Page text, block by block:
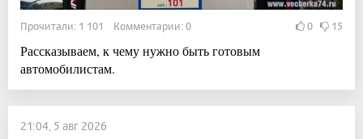
Прочитали: 1 101 Комментарии: 0 0 15
Рассказываем, к чему нужно быть готовым
автомобилистам.
21:04, 5 авг 2026